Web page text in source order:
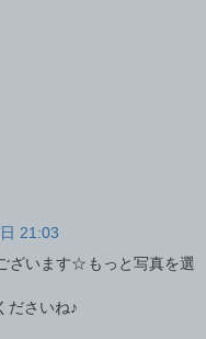
21:03
ざいます☆もっと写真を選
ださいね♪